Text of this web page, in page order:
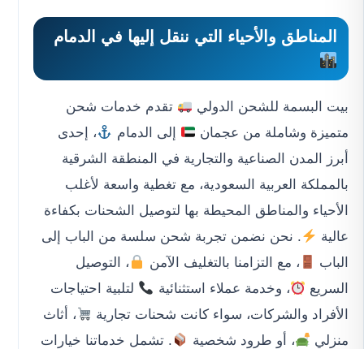
المناطق والأحياء التي ننقل إليها في الدمام
بيت البسمة للشحن الدولي
تقدم خدمات شحن
متميزة وشاملة من عجمان
إلى الدمام
، إحدى
أبرز المدن الصناعية والتجارية في المنطقة الشرقية
بالمملكة العربية السعودية، مع تغطية واسعة لأغلب
الأحياء والمناطق المحيطة بها لتوصيل الشحنات بكفاءة
عالية
. نحن نضمن تجربة شحن سلسة من الباب إلى
الباب
، مع التزامنا بالتغليف الآمن
، التوصيل
السريع
، وخدمة عملاء استثنائية
لتلبية احتياجات
الأفراد والشركات، سواء كانت شحنات تجارية
، أثاث
منزلي
، أو طرود شخصية
. تشمل خدماتنا خيارات